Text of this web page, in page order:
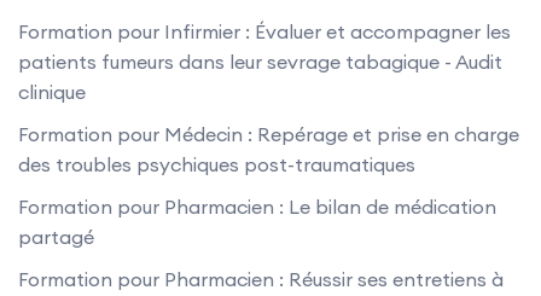
Formation pour Infirmier : Évaluer et accompagner les
patients fumeurs dans leur sevrage tabagique - Audit
clinique
Formation pour Médecin : Repérage et prise en charge
des troubles psychiques post-traumatiques
Formation pour Pharmacien : Le bilan de médication
partagé
Formation pour Pharmacien : Réussir ses entretiens à